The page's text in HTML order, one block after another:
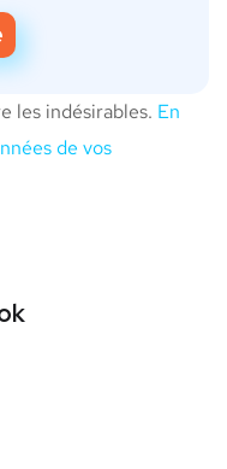
les indésirables. En
de vos